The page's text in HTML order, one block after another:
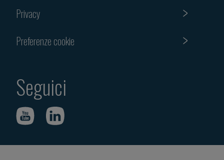
Privacy
Preferenze cookie
Seguici